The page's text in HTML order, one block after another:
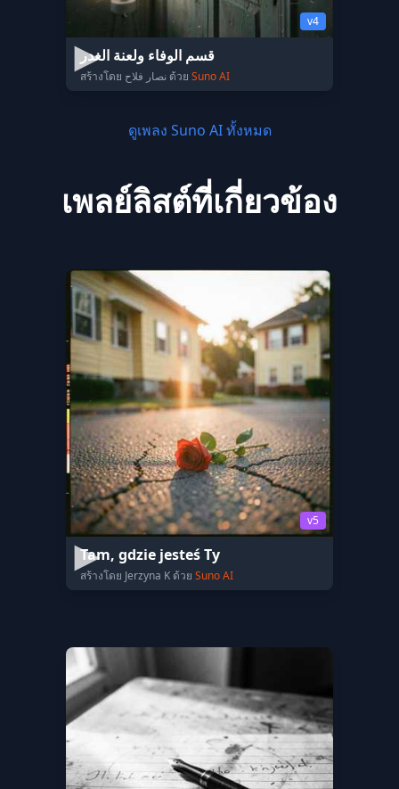
v4
قسم الوفاء ولعنة الغدر
สร้างโดย نصار فلاح ด้วย Suno AI
ดูเพลง Suno AI ทั้งหมด
เพลย์ลิสต์ที่เกี่ยวข้อง
v5
Tam, gdzie jesteś Ty
สร้างโดย Jerzyna K ด้วย Suno AI